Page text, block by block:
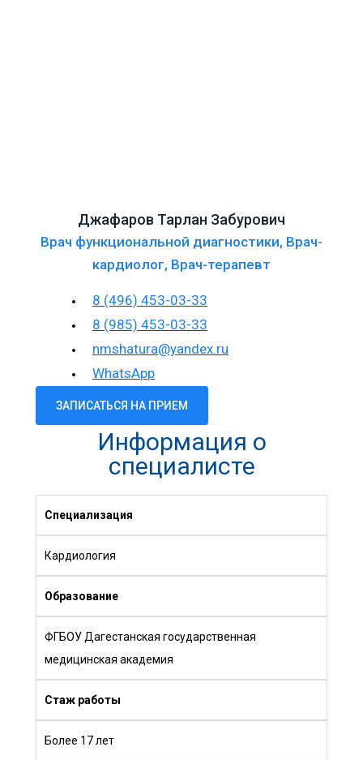
Джафаров Тарлан Забурович
Врач функциональной диагностики, Врач-
кардиолог, Врач-терапевт
8 (496) 453-03-33
8 (985) 453-03-33
nmshatura@yandex.ru
WhatsApp
ЗАПИСАТЬСЯ НА ПРИЕМ
Информация о
специалисте
Специализация
Кардиология
Образование
ФГБОУ Дагестанская государственная
медицинская академия
Стаж работы
Более 17 лет